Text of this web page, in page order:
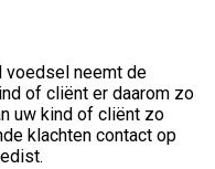
voedsel neemt de
of cliënt er daarom zo
uw kind of cliënt zo
klachten contact op